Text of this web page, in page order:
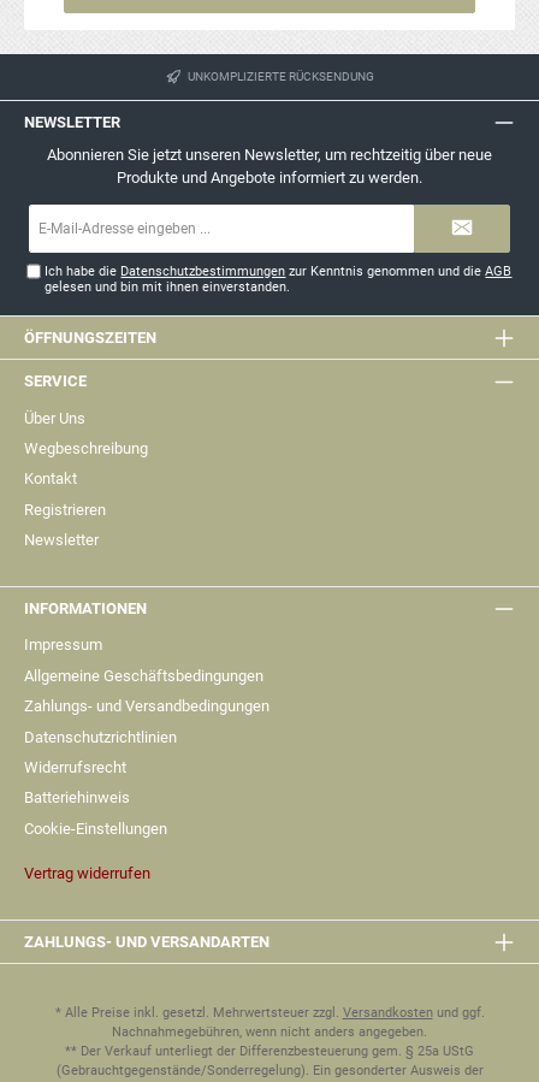
UNKOMPLIZIERTE RÜCKSENDUNG
NEWSLETTER
Abonnieren Sie jetzt unseren Newsletter, um rechtzeitig über neue
Produkte und Angebote informiert zu werden.
Ich habe die Datenschutzbestimmungen zur Kenntnis genommen und dieAGB
gelesen und bin mit ihnen einverstanden.
ÖFFNUNGSZEITEN
SERVICE
Über Uns
Wegbeschreibung
Kontakt
Registrieren
Newsletter
INFORMATIONEN
Impressum
Allgemeine Geschäftsbedingungen
Zahlungs- und Versandbedingungen
Datenschutzrichtlinien
Widerrufsrecht
Batteriehinweis
Cookie-Einstellungen
Vertrag widerrufen
ZAHLUNGS- UND VERSANDARTEN
* Alle Preise inkl. gesetzl. Mehrwertsteuer zzgl. Versandkostenund ggf.
Nachnahmegebühren, wenn nicht anders angegeben.
** Der Verkauf unterliegt der Differenzbesteuerung gem. § 25a UStG
(Gebrauchtgegenstände/Sonderregelung). Ein gesonderter Ausweis der